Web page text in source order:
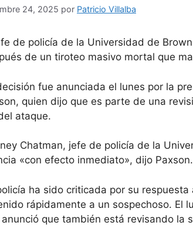
24, 2025 por Patricio Villalba
de policía de la Universidad de
de un tiroteo masivo mortal que
fue anunciada el lunes por la
quien dijo que es parte de una
ataque.
Chatman, jefe de policía de la
«con efecto inmediato», dijo Paxson.
ha sido criticada por su
rápidamente a un sospechoso. El
anunció que también está revisando la